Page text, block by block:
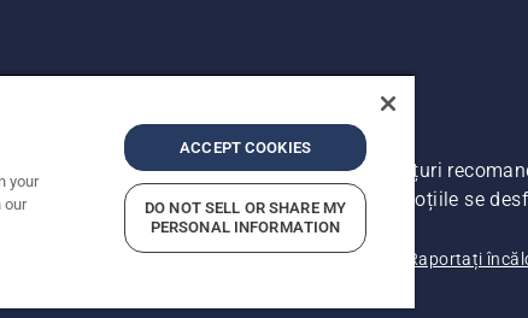
Prețurile prezentate includ TVA și sunt prețuri
face modificări în structura de prețuri. Promoțiile se
Notificare privind confidențialitatea Date companie Raportați
your
our
ACCEPT COOKIES
DO NOT SELL OR SHARE MY
PERSONAL INFORMATION